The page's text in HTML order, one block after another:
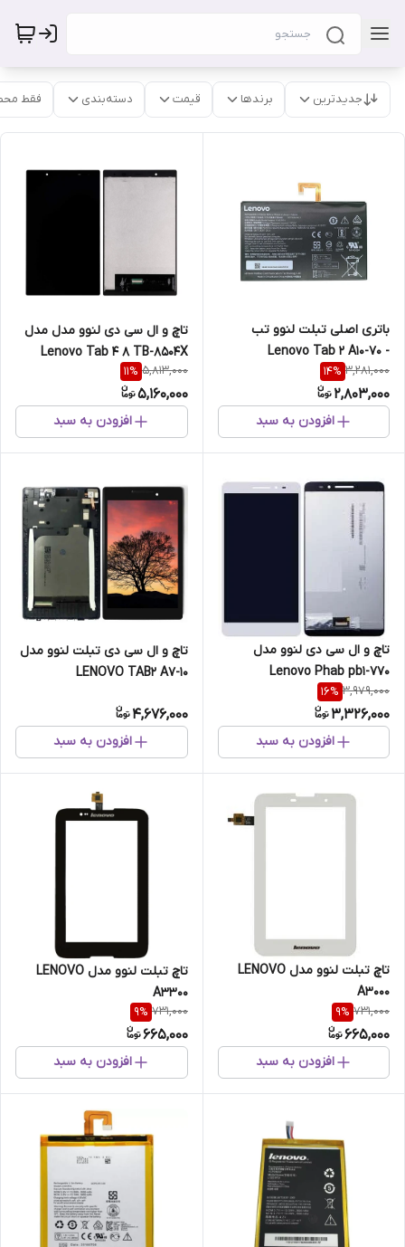
جدیدترین برندها قیمت دسته‌بندی فقط
باتری اصلی تبلت لنوو تب
Lenovo Tab 2 A10-70 -
L14D2P31
3,281,000
14%
2,803,000
افزودن به سبد
تاچ و ال سی دی لنوو مدل مدل
Lenovo Tab 4 8 TB-8504X
5,813,000
11%
5,160,000
افزودن به سبد
تاچ و ال سی دی لنوو مدل
Lenovo Phab pb1-770
3,979,000
16%
3,326,000
افزودن به سبد
تاچ و ال سی دی تبلت لنوو مدل
LENOVO TAB2 A7-10
4,676,000
افزودن به سبد
تاچ تبلت لنوو مدل LENOVO
A3000
731,000
9%
665,000
افزودن به سبد
تاچ تبلت لنوو مدل LENOVO
A3300
731,000
9%
665,000
افزودن به سبد